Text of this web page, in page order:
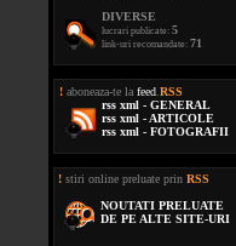
DIVERSE
lucrari publicate: 5
link-uri recomandate: 71
! aboneaza-te la feed RSS
rss xml - GENERAL
rss xml - ARTICOLE
rss xml - FOTOGRAFII
! stiri online preluate prin RSS
NOUTATI PRELUATE
DE PE ALTE SITE-URI